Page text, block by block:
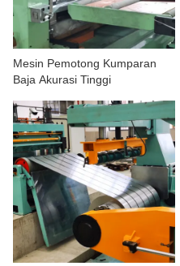
Mesin Pemotong Kumparan
Baja Akurasi Tinggi